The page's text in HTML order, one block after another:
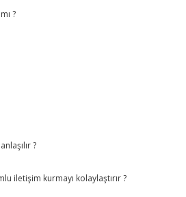
?
?
iletişim kurmayı kolaylaştırır ?